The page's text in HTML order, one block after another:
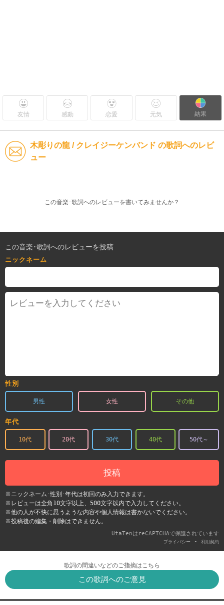
友情 感動 恋愛 元気 結果
木彫りの龍 / クレイジーケンバンド の歌詞へのレビ
ュー
この音楽･歌詞へのレビューを書いてみませんか？
この音楽･歌詞へのレビューを投稿
ニックネーム
性別
男性 女性 その他
年代
10代 20代 30代 40代 50代～
投稿
※ニックネーム･性別･年代は初回のみ入力できます。
※レビューは全角10文字以上、500文字以内で入力してください。
※他の人が不快に思うような内容や個人情報は書かないでください。
※投稿後の編集・削除はできません。
UtaTenはreCAPTCHAで保護されています
プライバシー - 利用契約
歌詞の間違いなどのご指摘はこちら
この歌詞へのご意見